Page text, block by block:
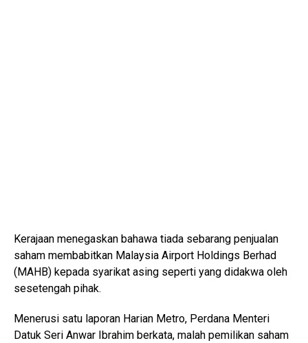
Kerajaan menegaskan bahawa tiada sebarang penjualan
saham membabitkan Malaysia Airport Holdings Berhad
(MAHB) kepada syarikat asing seperti yang didakwa oleh
sesetengah pihak.
Menerusi satu laporan Harian Metro, Perdana Menteri
Datuk Seri Anwar Ibrahim berkata, malah pemilikan saham